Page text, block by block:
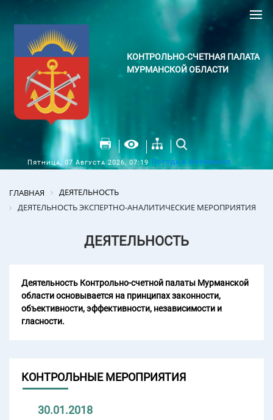
КОНТРОЛЬНО-СЧЕТНАЯ ПАЛАТА
МУРМАНСКОЙ ОБЛАСТИ
Пятница, 07 Августа 2026, 07:19 Погода в Мурманске
ГЛАВНАЯ
ДЕЯТЕЛЬНОСТЬ
ДЕЯТЕЛЬНОСТЬ ЭКСПЕРТНО-АНАЛИТИЧЕСКИЕ МЕРОПРИЯТИЯ
ДЕЯТЕЛЬНОСТЬ
Деятельность Контрольно-счетной палаты Мурманской
области основывается на принципах законности,
объективности, эффективности, независимости и
гласности.
КОНТРОЛЬНЫЕ МЕРОПРИЯТИЯ
30.01.2018